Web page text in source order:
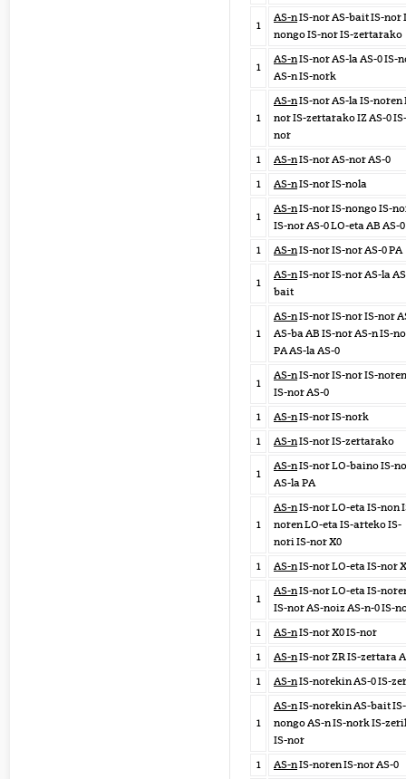
1
AS-nIS-nor AS-bait IS-nor
nongo IS-nor IS-zertarako
1
AS-nIS-nor AS-la AS-0 IS-
AS-n IS-nork
1
AS-nIS-nor AS-la IS-noren
nor IS-zertarako IZ AS-0 IS-
nor
1
AS-nIS-nor AS-nor AS-0
1
AS-nIS-nor IS-nola
1
AS-nIS-nor IS-nongo IS-
IS-nor AS-0 LO-eta AB AS-0
1
AS-nIS-nor IS-nor AS-0 PA
1
AS-nIS-nor IS-nor AS-la
bait
1
AS-nIS-nor IS-nor IS-nor
AS-ba AB IS-nor AS-n IS-
PA AS-la AS-0
1
AS-nIS-nor IS-nor IS-noren
IS-nor AS-0
1
AS-nIS-nor IS-nork
1
AS-nIS-nor IS-zertarako
1
AS-nIS-nor LO-baino IS-
AS-la PA
1
AS-nIS-nor LO-eta IS-non
noren LO-eta IS-arteko IS-
nori IS-nor X0
1
AS-nIS-nor LO-eta IS-nor
1
AS-nIS-nor LO-eta IS-
IS-nor AS-noiz AS-n-0 IS-
1
AS-nIS-nor X0 IS-nor
1
AS-nIS-nor ZR IS-zertara
1
AS-nIS-norekin AS-0 IS-
1
AS-nIS-norekin AS-bait IS-
nongo AS-n IS-nork IS-
IS-nor
1
AS-nIS-noren IS-nor AS-0